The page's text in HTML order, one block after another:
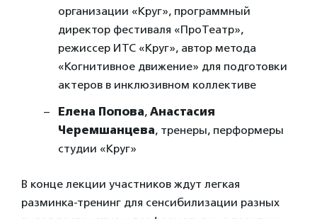
организации «Круг», программный
директор фестиваля «ПроТеатр»,
режиссер ИТС «Круг», автор метода
«Когнитивное движение» для подготовки
актеров в инклюзивном коллективе
Елена Попова, Анастасия
Черемшанцева, тренеры, перформеры
студии «Круг»
В конце лекции участников ждут легкая
разминка-тренинг для сенсибилизации разных